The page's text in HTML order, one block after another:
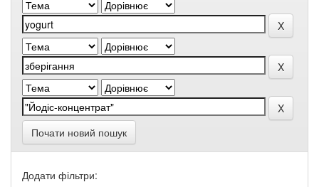
Почати новий пошук
Додати фільтри: